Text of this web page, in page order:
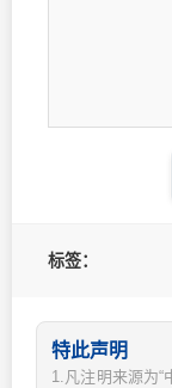
标签：
特此声明
1.凡注明来源为“